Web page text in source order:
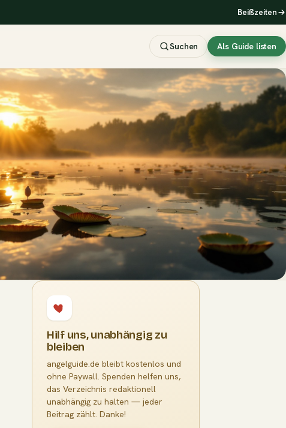
Beißzeiten
Suchen Als Guide listen
Hilf uns, unabhängig zu
bleiben
angelguide.de bleibt kostenlos und
ohne Paywall. Spenden helfen uns,
das Verzeichnis redaktionell
unabhängig zu halten — jeder
Beitrag zählt. Danke!